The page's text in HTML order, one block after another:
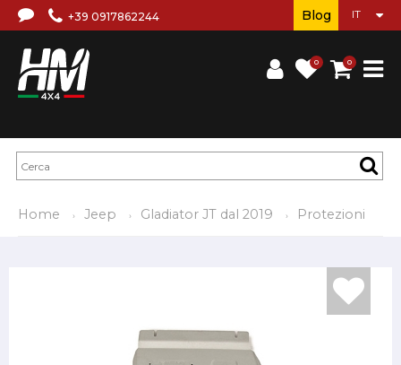
+39 0917862244
0 0
Blog
Home Jeep Gladiator JT dal 2019 Protezioni